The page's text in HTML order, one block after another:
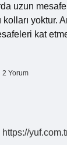
uzun
yoktur.
kat
2 Yorum
https://